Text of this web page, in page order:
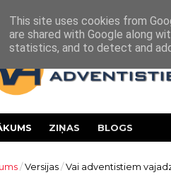
ZIŅAS BLOGS
/ Versijas / Vai adventistiem
This site uses cookies from
are shared with Google along
statistics, and to detect and